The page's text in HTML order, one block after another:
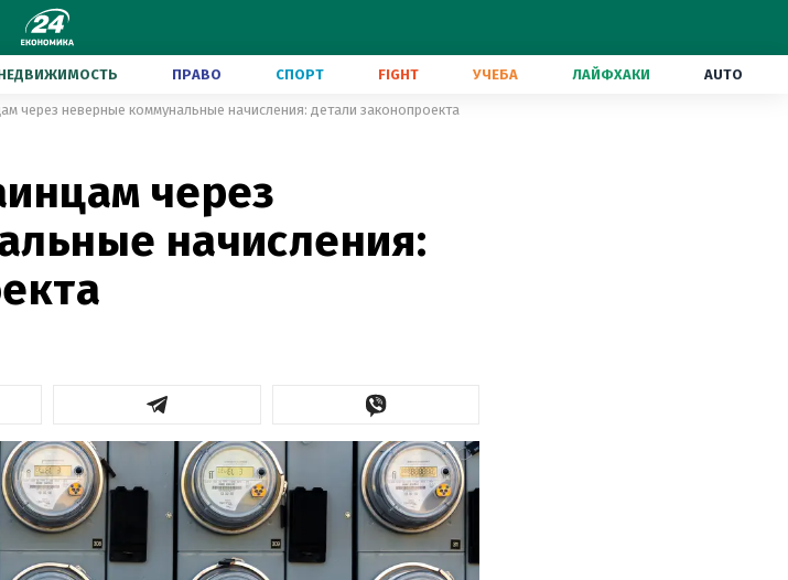
ПРАВО СПОРТ FIGHT УЧЕБА ЛАЙФХАКИ AUTO
через неверные коммунальные начисления: детали законопроекта
через
начисления: